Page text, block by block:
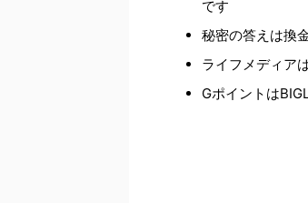
です
秘密の答えは換
ライフメディア
Gポイントは